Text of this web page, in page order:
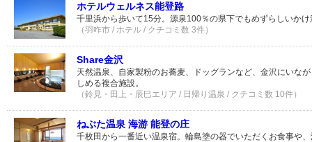
ホテルウェルネス能登路
千里浜から歩いて15分。源泉100％の県下でもめずらしいか
（羽咋市 / ホテル / クチコミ数 3件）
Share金沢
天然温泉、自家製粉のお蕎麦、ドッグランなど、金沢にいな
しめる複合施設。
（鈴見・田上・辰巳エリア / 日帰り温泉 / クチコミ数 10件）
ねぶた温泉 海游 能登の庄
千枚田から一番近い温泉宿。輪島塗の器でいただくお食事や